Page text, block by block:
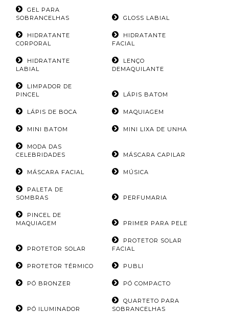
GEL PARA
SOBRANCELHAS
GLOSS LABIAL
HIDRATANTE
CORPORAL
HIDRATANTE
FACIAL
HIDRATANTE
LABIAL
LENÇO
DEMAQUILANTE
LIMPADOR DE
PINCEL
LÁPIS BATOM
LÁPIS DE BOCA MAQUIAGEM
MINI BATOM MINI LIXA DE UNHA
MODA DAS
CELEBRIDADES
MÁSCARA CAPILAR
MÁSCARA FACIAL MÚSICA
PALETA DE
SOMBRAS
PERFUMARIA
PINCEL DE
MAQUIAGEM
PRIMER PARA PELE
PROTETOR SOLAR
PROTETOR SOLAR
FACIAL
PROTETOR TÉRMICO PUBLI
PÓ BRONZER PÓ COMPACTO
PÓ ILUMINADOR
QUARTETO PARA
SOBRANCELHAS